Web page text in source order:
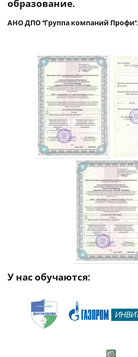
образование.
АНО ДПО "Группа компаний Профи".
У нас обучаются: